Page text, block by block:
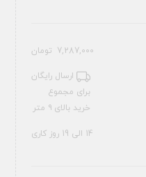
7,287,000 تومان
ارسال رایگان
برای مجموع
خرید بالای ۹ متر
14 الی 19 روز کاری